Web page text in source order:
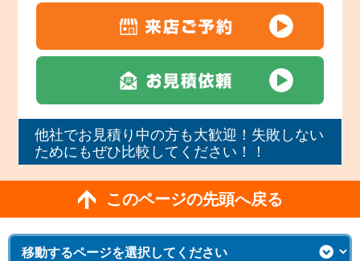
他社でお見積り中の方も大歓迎！失敗しない
ためにもぜひ比較してください！！
このページの先頭へ戻る